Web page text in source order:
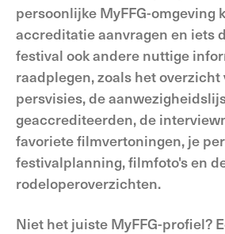
persoonlijke MyFFG-omgeving
accreditatie aanvragen en iets
festival ook andere nuttige
raadplegen, zoals het overzicht
persvisies, de
geaccrediteerden, de
favoriete filmvertoningen, je
festivalplanning, filmfoto's en
rodeloperoverzichten.
Niet het juiste MyFFG-profiel?